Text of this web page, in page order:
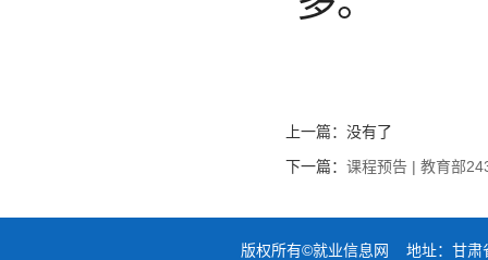
上一篇：没有了
下一篇： 课程预告 | 教育部
版权所有©就业信息网 地址：甘